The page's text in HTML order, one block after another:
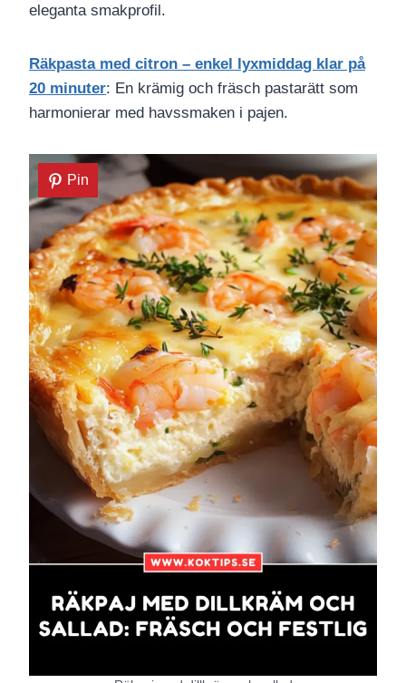
eleganta smakprofil.
Räkpasta med citron – enkel lyxmiddag klar på
20 minuter: En krämig och fräsch pastarätt som
harmonierar med havssmaken i pajen.
Pin